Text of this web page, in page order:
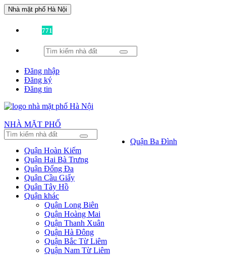
Nhà mặt phố Hà Nội
771
Đăng nhập
Đăng ký
Đăng tin
NHÀ MẶT PHỐ
Quận Ba Đình
Quận Hoàn Kiếm
Quận Hai Bà Trưng
Quận Đống Đa
Quận Cầu Giấy
Quận Tây Hồ
Quận khác
Quận Long Biên
Quận Hoàng Mai
Quận Thanh Xuân
Quận Hà Đông
Quận Bắc Từ Liêm
Quận Nam Từ Liêm